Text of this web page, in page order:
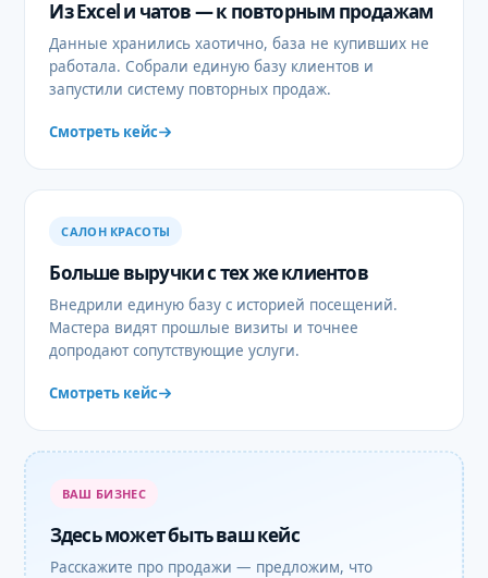
Из Excel и чатов — к повторным продажам
Данные хранились хаотично, база не купивших не
работала. Собрали единую базу клиентов и
запустили систему повторных продаж.
Смотреть кейс
САЛОН КРАСОТЫ
Больше выручки с тех же клиентов
Внедрили единую базу с историей посещений.
Мастера видят прошлые визиты и точнее
допродают сопутствующие услуги.
Смотреть кейс
ВАШ БИЗНЕС
Здесь может быть ваш кейс
Расскажите про продажи — предложим, что